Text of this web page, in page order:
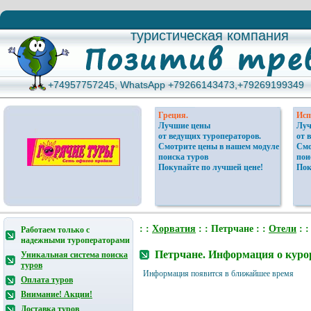
туристическая компания
туристическая компания
+74957757245, WhatsApp +79266143473,+79269199349
+74957757245, WhatsApp +79266143473,+79269199349
Греция.
Лучшие цены
от ведущих туроператоров.
Смотрите цены в нашем модуле
поиска туров
Покупайте по лучшей цене!
от
Работаем только с
надежными туроператорами
Уникальная система поиска
туров
Оплата туров
Внимание! Акции!
Доставка туров
: : Хорватия : : Петрчане : : Отели : :
Петрчане. Информация о
Информация появится в ближайшее время